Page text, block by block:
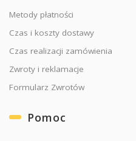
Metody płatności
Czas i koszty dostawy
Czas realizacji zamówienia
Zwroty i reklamacje
Formularz Zwrotów
Pomoc